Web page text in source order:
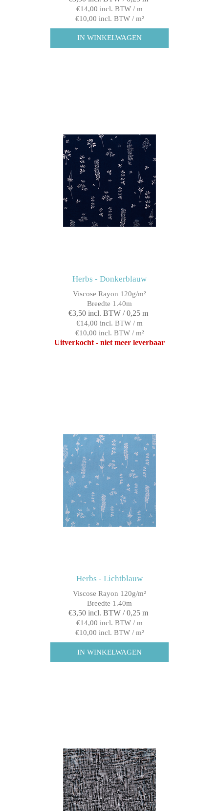
€14,00 incl. BTW / m
€10,00 incl. BTW / m²
Herbs - Donkerblauw
Viscose Rayon 120g/m²
Breedte 1.40m
€3,50 incl. BTW / 0,25 m
€14,00 incl. BTW / m
€10,00 incl. BTW / m²
Uitverkocht - niet meer leverbaar
Herbs - Lichtblauw
Viscose Rayon 120g/m²
Breedte 1.40m
€3,50 incl. BTW / 0,25 m
€14,00 incl. BTW / m
€10,00 incl. BTW / m²